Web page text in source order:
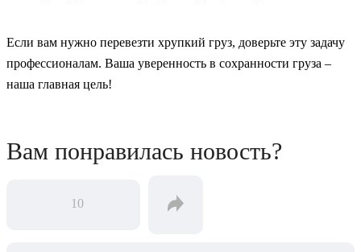
Если вам нужно перевезти хрупкий груз, доверьте эту задачу
профессионалам. Ваша уверенность в сохранности груза –
наша главная цель!
Вам понравилась новость?
10